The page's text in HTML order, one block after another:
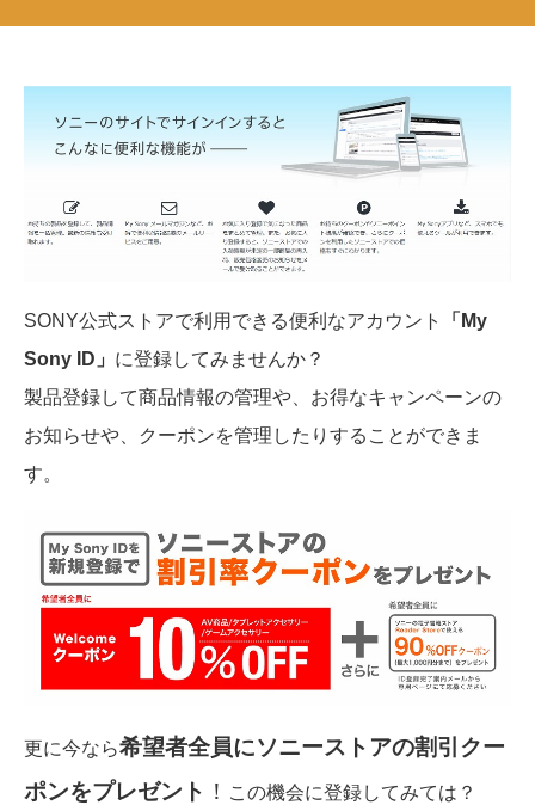
SONY公式ストアで利用できる便利なアカウント
「My
Sony ID」 に登録してみませんか？
製品登録して商品情報の管理や、お得なキャンペーンの
お知らせや、クーポンを管理したりすることができま
す。
更に今なら希望者全員にソニーストアの割引クー
ポンをプレゼント ！ この機会に登録してみては？